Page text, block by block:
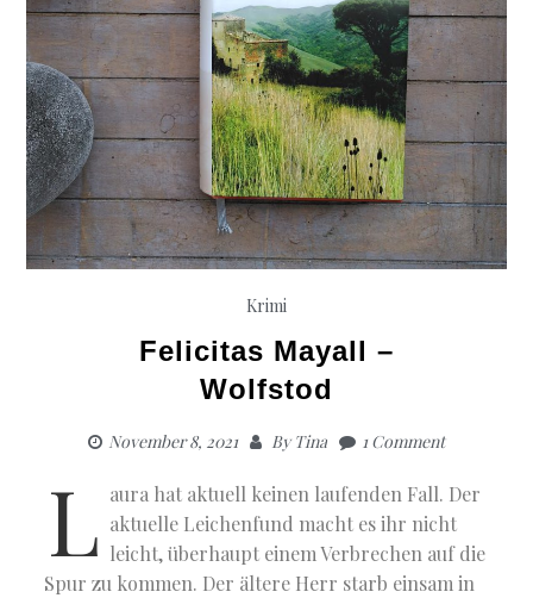
Krimi
Felicitas Mayall –
Wolfstod
November 8, 2021 ByTina 1 Comment
L aura hat aktuell keinen laufenden Fall. Der
aktuelle Leichenfund macht es ihr nicht
leicht, überhaupt einem Verbrechen auf die
Spur zu kommen. Der ältere Herr starb einsam in